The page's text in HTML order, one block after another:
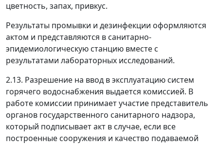
цветность, запах, привкус.
Результаты промывки и дезинфекции оформляются
актом и представляются в санитарно-
эпидемиологическую станцию вместе с
результатами лабораторных исследований.
2.13. Разрешение на ввод в эксплуатацию систем
горячего водоснабжения выдается комиссией. В
работе комиссии принимает участие представитель
органов государственного санитарного надзора,
который подписывает акт в случае, если все
построенные сооружения и качество подаваемой